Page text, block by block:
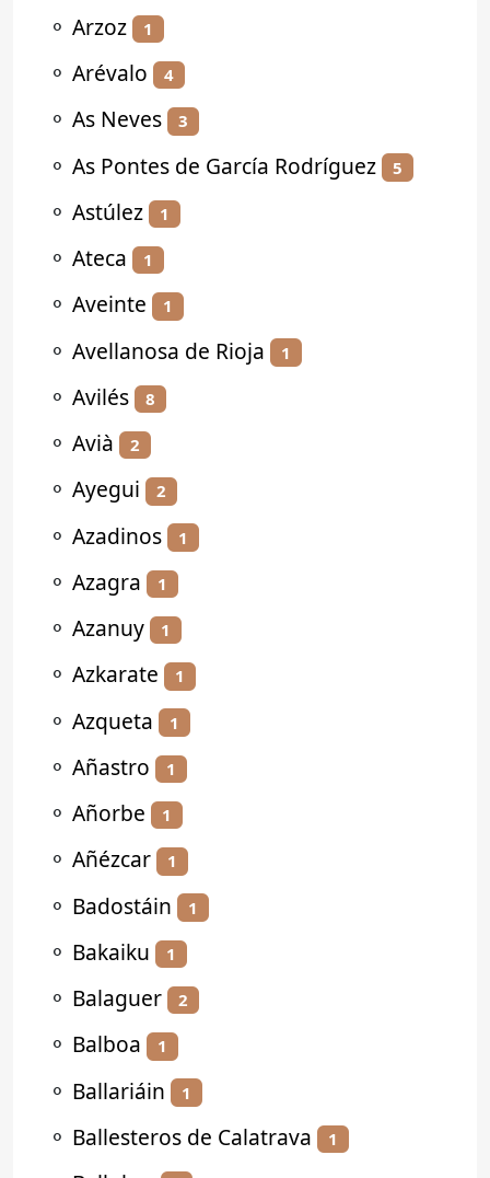
⚬ Arzoz 1
⚬ Arévalo 4
⚬ As Neves 3
⚬ As Pontes de García Rodríguez 5
⚬ Astúlez 1
⚬ Ateca 1
⚬ Aveinte 1
⚬ Avellanosa de Rioja 1
⚬ Avilés 8
⚬ Avià 2
⚬ Ayegui 2
⚬ Azadinos 1
⚬ Azagra 1
⚬ Azanuy 1
⚬ Azkarate 1
⚬ Azqueta 1
⚬ Añastro 1
⚬ Añorbe 1
⚬ Añézcar 1
⚬ Badostáin 1
⚬ Bakaiku 1
⚬ Balaguer 2
⚬ Balboa 1
⚬ Ballariáin 1
⚬ Ballesteros de Calatrava 1